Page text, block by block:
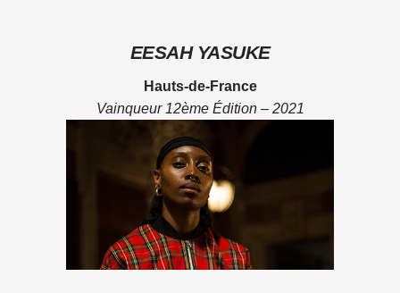
EESAH YASUKE
Hauts-de-France
Vainqueur 12ème Édition – 2021